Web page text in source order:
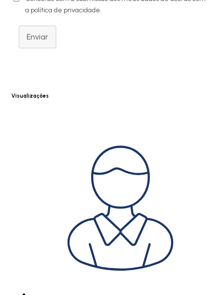
a política de privacidade.
Enviar
Visualizações